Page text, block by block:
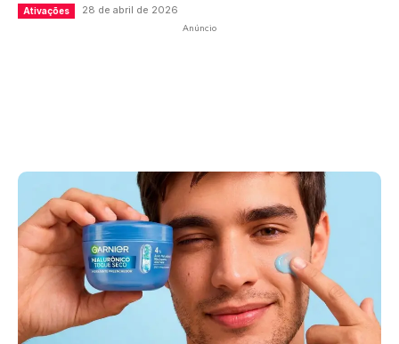
Ativações 28 de abril de 2026
Anúncio